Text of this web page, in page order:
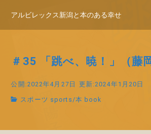
アルビレックス新潟と本のある幸せ
＃35 「跳べ、暁！」（藤
公開:2022年4月27日 更新:2024年1月20日
スポーツ sports /本 book